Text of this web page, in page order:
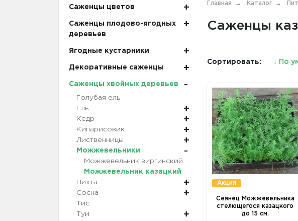
Саженцы цветов
Саженцы плодово-ягодных
деревьев
Ягодные кустарники
Декоративные саженцы
Саженцы хвойных деревьев
Голубая ель
Ель
Кедр
Кипарисовик
Лиственницы
Можжевельники
Можжевельник виргинский
Можжевельник казацкий
Пихта
Сосна
Тис
Туи
Главная Каталог
Саженцы
Сортировать: ↓ По
Акция
Сеянец Можжевельника
стелющегося казацкого
до 15 см.